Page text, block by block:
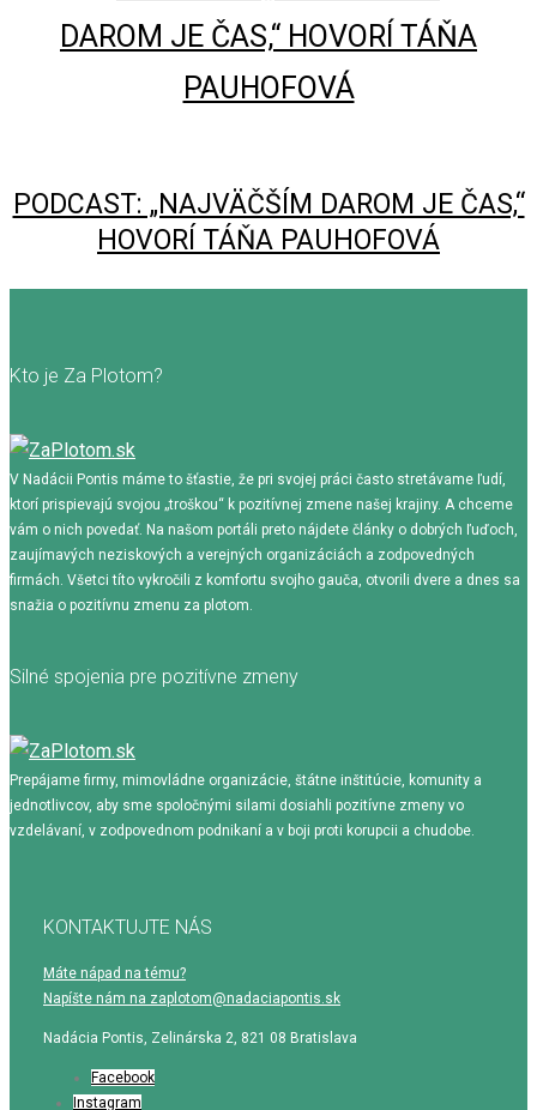
PODCAST: „NAJVÄČŠÍM DAROM JE ČAS,“
HOVORÍ TÁŇA PAUHOFOVÁ
Kto je Za Plotom?
V Nadácii Pontis máme to šťastie, že pri svojej práci často stretávame ľudí,
ktorí prispievajú svojou „troškou“ k pozitívnej zmene našej krajiny. A chceme
vám o nich povedať. Na našom portáli preto nájdete články o dobrých ľuďoch,
zaujímavých neziskových a verejných organizáciách a zodpovedných
firmách. Všetci títo vykročili z komfortu svojho gauča, otvorili dvere a dnes sa
snažia o pozitívnu zmenu za plotom.
Silné spojenia pre pozitívne zmeny
Prepájame firmy, mimovládne organizácie, štátne inštitúcie, komunity a
jednotlivcov, aby sme spoločnými silami dosiahli pozitívne zmeny vo
vzdelávaní, v zodpovednom podnikaní a v boji proti korupcii a chudobe.
KONTAKTUJTE NÁS
Máte nápad na tému?
Napíšte nám na zaplotom@nadaciapontis.sk
Nadácia Pontis, Zelinárska 2, 821 08 Bratislava
Facebook
Instagram